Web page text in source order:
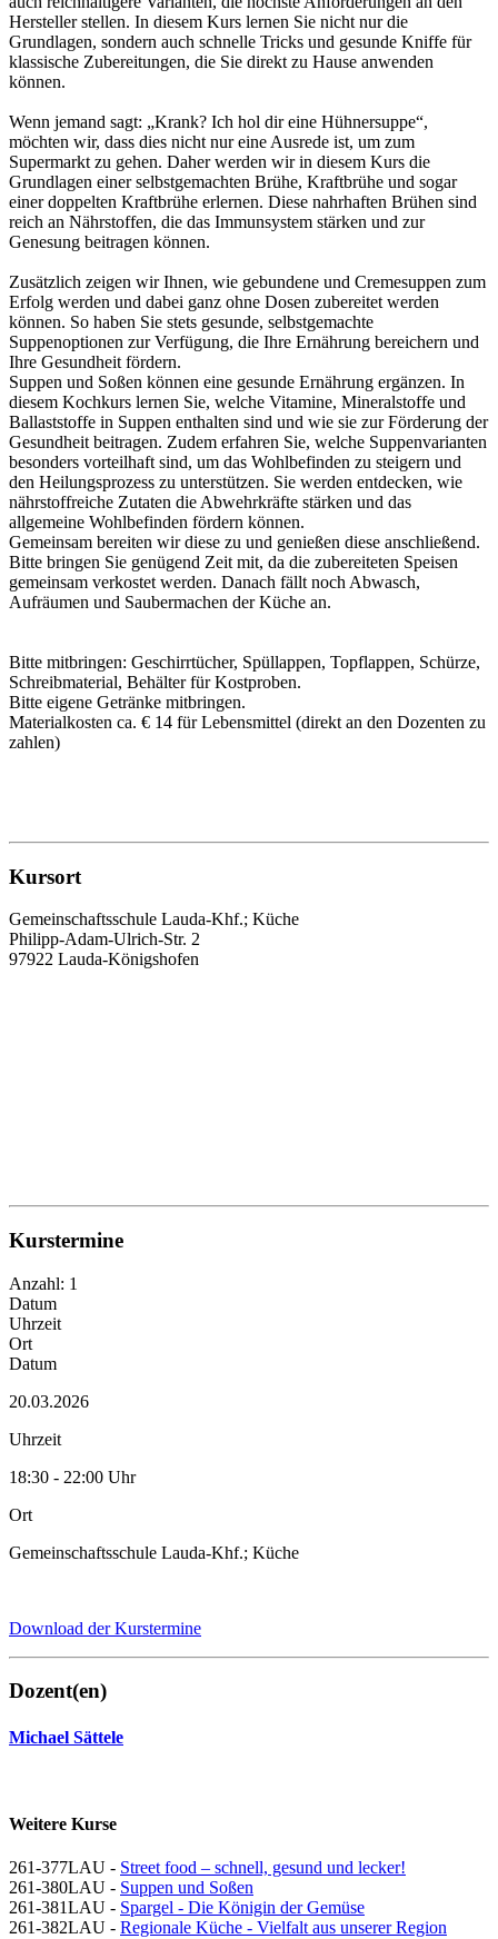
Hersteller stellen. In diesem Kurs lernen Sie nicht nur die
Grundlagen, sondern auch schnelle Tricks und gesunde Kniffe für
klassische Zubereitungen, die Sie direkt zu Hause anwenden
können.
Wenn jemand sagt: „Krank? Ich hol dir eine Hühnersuppe“,
möchten wir, dass dies nicht nur eine Ausrede ist, um zum
Supermarkt zu gehen. Daher werden wir in diesem Kurs die
Grundlagen einer selbstgemachten Brühe, Kraftbrühe und sogar
einer doppelten Kraftbrühe erlernen. Diese nahrhaften Brühen sind
reich an Nährstoffen, die das Immunsystem stärken und zur
Genesung beitragen können.
Zusätzlich zeigen wir Ihnen, wie gebundene und Cremesuppen zum
Erfolg werden und dabei ganz ohne Dosen zubereitet werden
können. So haben Sie stets gesunde, selbstgemachte
Suppenoptionen zur Verfügung, die Ihre Ernährung bereichern und
Ihre Gesundheit fördern.
Suppen und Soßen können eine gesunde Ernährung ergänzen. In
diesem Kochkurs lernen Sie, welche Vitamine, Mineralstoffe und
Ballaststoffe in Suppen enthalten sind und wie sie zur Förderung der
Gesundheit beitragen. Zudem erfahren Sie, welche Suppenvarianten
besonders vorteilhaft sind, um das Wohlbefinden zu steigern und
den Heilungsprozess zu unterstützen. Sie werden entdecken, wie
nährstoffreiche Zutaten die Abwehrkräfte stärken und das
allgemeine Wohlbefinden fördern können.
Gemeinsam bereiten wir diese zu und genießen diese anschließend.
Bitte bringen Sie genügend Zeit mit, da die zubereiteten Speisen
gemeinsam verkostet werden. Danach fällt noch Abwasch,
Aufräumen und Saubermachen der Küche an.
Bitte mitbringen: Geschirrtücher, Spüllappen, Topflappen, Schürze,
Schreibmaterial, Behälter für Kostproben.
Bitte eigene Getränke mitbringen.
Materialkosten ca. € 14 für Lebensmittel (direkt an den Dozenten zu
zahlen)
Kursort
Gemeinschaftsschule Lauda-Khf.; Küche
Philipp-Adam-Ulrich-Str. 2
97922 Lauda-Königshofen
Kurstermine
Anzahl: 1
Datum
Uhrzeit
Ort
Datum
20.03.2026
Uhrzeit
18:30 - 22:00 Uhr
Ort
Gemeinschaftsschule Lauda-Khf.; Küche
Download der Kurstermine
Dozent(en)
Michael Sättele
Weitere Kurse
261-377LAU - Street food – schnell, gesund und lecker!
261-380LAU - Suppen und Soßen
261-381LAU - Spargel - Die Königin der Gemüse
261-382LAU - Regionale Küche - Vielfalt aus unserer Region